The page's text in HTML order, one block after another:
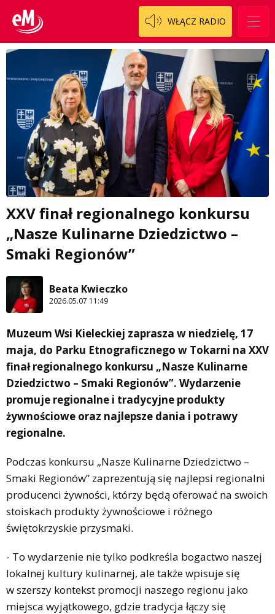
WŁĄCZ RADIO
XXV finał regionalnego konkursu
„Nasze Kulinarne Dziedzictwo –
Smaki Regionów”
Beata Kwieczko
2026.05.07 11:49
Muzeum Wsi Kieleckiej zaprasza w niedzielę, 17
maja, do Parku Etnograficznego w Tokarni na XXV
finał regionalnego konkursu „Nasze Kulinarne
Dziedzictwo – Smaki Regionów”. Wydarzenie
promuje regionalne i tradycyjne produkty
żywnościowe oraz najlepsze dania i potrawy
regionalne.
Podczas konkursu „Nasze Kulinarne Dziedzictwo –
Smaki Regionów” zaprezentują się najlepsi regionalni
producenci żywności, którzy będą oferować na swoich
stoiskach produkty żywnościowe i różnego
świętokrzyskie przysmaki.
- To wydarzenie nie tylko podkreśla bogactwo naszej
lokalnej kultury kulinarnej, ale także wpisuje się
w szerszy kontekst promocji naszego regionu jako
miejsca wyjątkowego, gdzie tradycja łączy się